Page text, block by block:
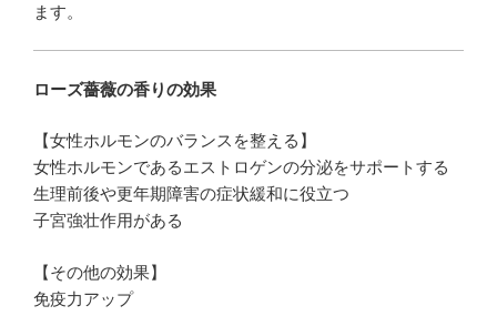
ます。
ローズ薔薇の香りの効果
【女性ホルモンのバランスを整える】
女性ホルモンであるエストロゲンの分泌をサポートする
生理前後や更年期障害の症状緩和に役立つ
子宮強壮作用がある
【その他の効果】
免疫力アップ